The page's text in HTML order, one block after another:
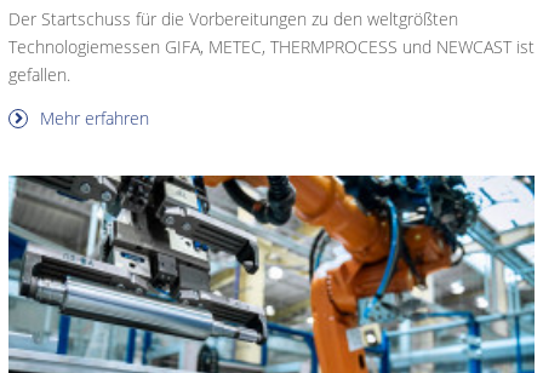
Der Startschuss für die Vorbereitungen zu den weltgrößten
Technologiemessen GIFA, METEC, THERMPROCESS und NEWCAST ist
gefallen.
Mehr erfahren